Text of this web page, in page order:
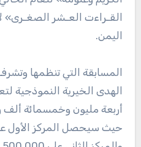
القـراءت العـشر
اليمن.
المسابقة التي تنظمها
الهدى الخيرية النموذجية
أربعة مليون وخمسمائة ألف